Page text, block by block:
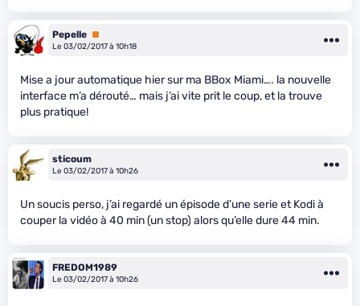
Pepelle Premium
Le 03/02/2017 à 10h18
Mise a jour automatique hier sur ma BBox Miami…. la nouvelle
interface m’a dérouté… mais j’ai vite prit le coup, et la trouve
plus pratique!
sticoum
Le 03/02/2017 à 10h26
Un soucis perso, j’ai regardé un épisode d’une serie et Kodi à
couper la vidéo à 40 min (un stop) alors qu’elle dure 44 min.
FREDOM1989
Le 03/02/2017 à 10h26